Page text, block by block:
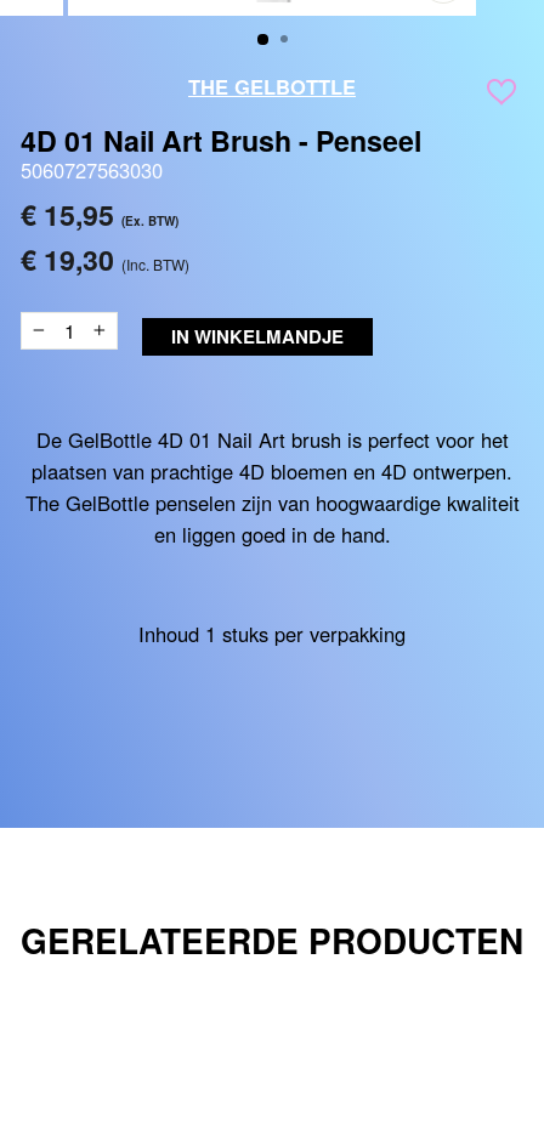
(ESC)
THE GELBOTTLE
4D 01 Nail Art Brush - Penseel
5060727563030
Reguliere
€ 15,95 (Ex. BTW)
€ 19,30 (Inc. BTW)
− + IN WINKELMANDJE
De GelBottle 4D 01 Nail Art brush is perfect voor het
plaatsen van prachtige 4D bloemen en 4D ontwerpen.
The GelBottle penselen zijn van hoogwaardige kwaliteit
en liggen goed in de hand.
Inhoud 1 stuks per verpakking
GERELATEERDE PRODUCTEN